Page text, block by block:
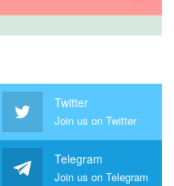
Twitter
Join us on Twitter
Telegram
Join us on Telegram